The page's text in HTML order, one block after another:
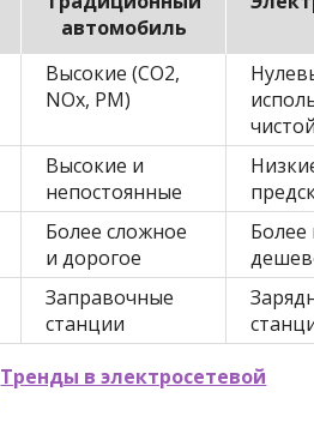
автомобиль
Высокие (CO2,
NOx, PM)
Высокие и
непостоянные
Более сложное
и дорогое
Более
Заправочные
станции
Тренды в электросетевой